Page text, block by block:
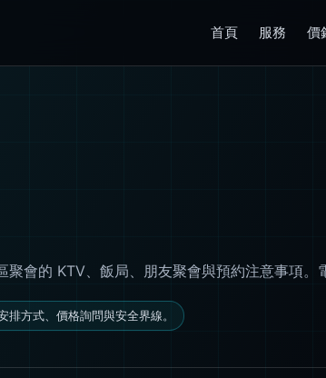
首頁 服務 價
聚會的 KTV、飯局、朋友聚會與預約注意事項
排方式、價格詢問與安全界線。